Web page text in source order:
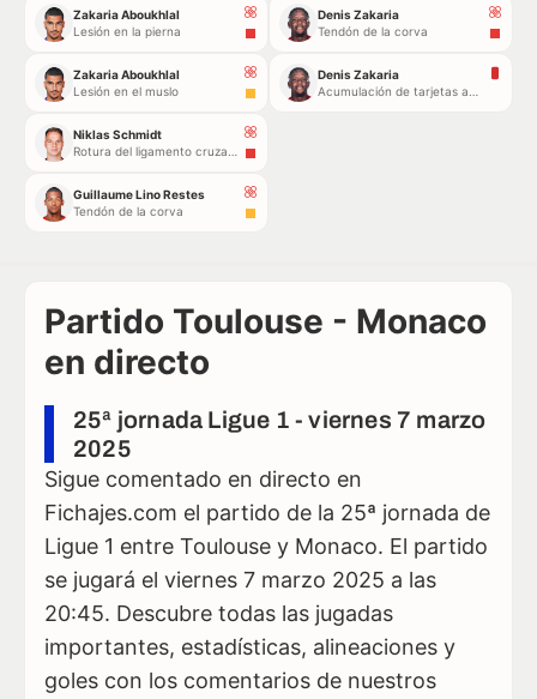
Zakaria Aboukhlal
Lesión en la pierna
Zakaria Aboukhlal
Lesión en el muslo
Niklas Schmidt
Guillaume Lino Restes
Tendón de la corva
Denis Zakaria
Tendón de la corva
Denis Zakaria
Partido Toulouse - Monaco
en directo
25ª jornada Ligue 1 - viernes 7 marzo
2025
Sigue comentado en directo en
Fichajes.com el partido de la 25ª jornada de
Ligue 1 entre Toulouse y Monaco. El partido
se jugará el viernes 7 marzo 2025 a las
20:45. Descubre todas las jugadas
importantes, estadísticas, alineaciones y
goles con los comentarios de nuestros